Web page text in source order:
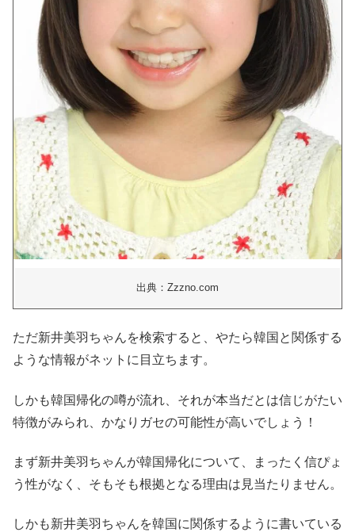
出典：Zzzno.com
ただ新井美羽ちゃんを検索すると、やたら韓国と関係する
ような情報がネットに目立ちます。
しかも韓国帰化の噂が流れ、それが本当だとは信じがたい
特徴がみられ、かなりガセの可能性が高いでしょう！
まず新井美羽ちゃんが韓国帰化について、まったく信ぴょ
う性がなく、そもそも根拠となる理由は見当たりません。
しかも新井美羽ちゃんを韓国に関係するように書いている